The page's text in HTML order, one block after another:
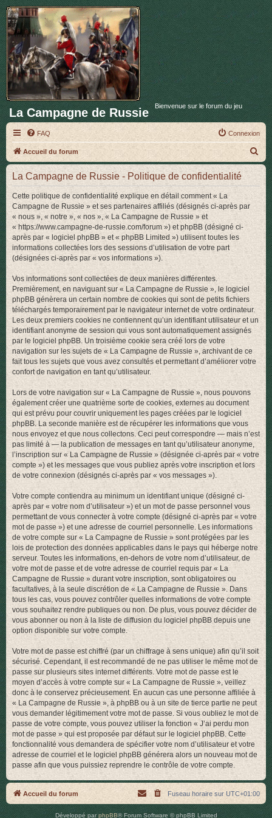
La Campagne de Russie Bienvenue sur le forum du jeu
FAQ Connexion
Accueil du forum
e
c
h
La Campagne de Russie - Politique de confidentialité
Cette politique de confidentialité explique en détail comment « La
Campagne de Russie » et ses partenaires affiliés (désignés ci-après par
« nous », « notre », « nos », « La Campagne de Russie » et
« https://www.campagne-de-russie.com/forum ») et phpBB (désigné ci-
après par « logiciel phpBB » et « phpBB Limited ») utilisent toutes les
informations collectées lors des sessions d’utilisation de votre part
(désignées ci-après par « vos informations »).
Vos informations sont collectées de deux manières différentes.
Premièrement, en naviguant sur « La Campagne de Russie », le logiciel
phpBB génèrera un certain nombre de cookies qui sont de petits fichiers
téléchargés temporairement par le navigateur internet de votre ordinateur.
Les deux premiers cookies ne contiennent qu’un identifiant utilisateur et un
identifiant anonyme de session qui vous sont automatiquement assignés
par le logiciel phpBB. Un troisième cookie sera créé lors de votre
navigation sur les sujets de « La Campagne de Russie », archivant de ce
fait tous les sujets que vous avez consultés et permettant d’améliorer votre
confort de navigation en tant qu’utilisateur.
Lors de votre navigation sur « La Campagne de Russie », nous pouvons
également créer une quatrième sorte de cookies, externes au document
qui est prévu pour couvrir uniquement les pages créées par le logiciel
phpBB. La seconde manière est de récupérer les informations que vous
nous envoyez et que nous collectons. Ceci peut correspondre — mais n’est
pas limité à — la publication de messages en tant qu’utilisateur anonyme,
l’inscription sur « La Campagne de Russie » (désignée ci-après par « votre
compte ») et les messages que vous publiez après votre inscription et lors
de votre connexion (désignés ci-après par « vos messages »).
Votre compte contiendra au minimum un identifiant unique (désigné ci-
après par « votre nom d’utilisateur ») et un mot de passe personnel vous
permettant de vous connecter à votre compte (désigné ci-après par « votre
mot de passe ») et une adresse de courriel personnelle. Les informations
de votre compte sur « La Campagne de Russie » sont protégées par les
lois de protection des données applicables dans le pays qui héberge notre
serveur. Toutes les informations, en-dehors de votre nom d’utilisateur, de
votre mot de passe et de votre adresse de courriel requis par « La
Campagne de Russie » durant votre inscription, sont obligatoires ou
facultatives, à la seule discrétion de « La Campagne de Russie ». Dans
tous les cas, vous pouvez contrôler quelles informations de votre compte
vous souhaitez rendre publiques ou non. De plus, vous pouvez décider de
vous abonner ou non à la liste de diffusion du logiciel phpBB depuis une
option disponible sur votre compte.
Votre mot de passe est chiffré (par un chiffrage à sens unique) afin qu’il soit
sécurisé. Cependant, il est recommandé de ne pas utiliser le même mot de
passe sur plusieurs sites internet différents. Votre mot de passe est le
moyen d’accès à votre compte sur « La Campagne de Russie », veillez
donc à le conservez précieusement. En aucun cas une personne affiliée à
« La Campagne de Russie », à phpBB ou à un site de tierce partie ne peut
vous demander légitimement votre mot de passe. Si vous oubliez le mot de
passe de votre compte, vous pouvez utiliser la fonction « J’ai perdu mon
mot de passe » qui est proposée par défaut sur le logiciel phpBB. Cette
fonctionnalité vous demandera de spécifier votre nom d’utilisateur et votre
adresse de courriel et le logiciel phpBB générera alors un nouveau mot de
passe afin que vous puissiez reprendre le contrôle de votre compte.
Accueil du forum Fuseau horaire sur UTC+01:00
Développé parphpBB® Forum Software © phpBB Limited